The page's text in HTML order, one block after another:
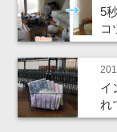
5
コ
イ
れ